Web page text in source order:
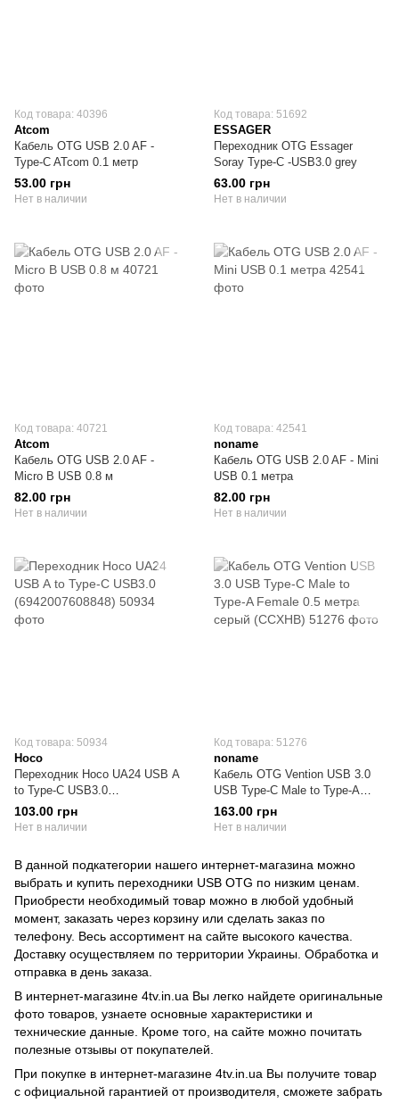
Код товара: 40396
Atcom
Кабель OTG USB 2.0 AF -
Type-C ATcom 0.1 метр
53.00 грн
Нет в наличии
Код товара: 51692
ESSAGER
Переходник OTG Essager
Soray Type-C -USB3.0 grey
63.00 грн
Нет в наличии
Код товара: 40721
Atcom
Кабель OTG USB 2.0 AF -
Micro B USB 0.8 м
82.00 грн
Нет в наличии
Код товара: 42541
noname
Кабель OTG USB 2.0 AF - Mini
USB 0.1 метра
82.00 грн
Нет в наличии
Код товара: 50934
Hoco
Переходник Hoco UA24 USB А
to Type-C USB3.0
(6942007608848)
103.00 грн
Нет в наличии
Код товара: 51276
noname
Кабель OTG Vention USB 3.0
USB Type-C Male to Type-A
Female 0.5 метра серый
(CCXHB)
163.00 грн
Нет в наличии
В данной подкатегории нашего интернет-магазина можно
выбрать и купить переходники USB OTG по низким ценам.
Приобрести необходимый товар можно в любой удобный
момент, заказать через корзину или сделать заказ по
телефону. Весь ассортимент на сайте высокого качества.
Доставку осуществляем по территории Украины. Обработка и
отправка в день заказа.
В интернет-магазине 4tv.in.ua Вы легко найдете оригинальные
фото товаров, узнаете основные характеристики и
технические данные. Кроме того, на сайте можно почитать
полезные отзывы от покупателей.
При покупке в интернет-магазине 4tv.in.ua Вы получите товар
с официальной гарантией от производителя, сможете забрать